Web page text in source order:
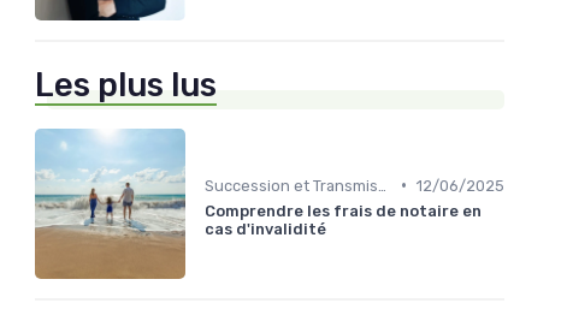
Les plus lus
• 12/06/2025
Comprendre les frais de notaire en
cas d'invalidité